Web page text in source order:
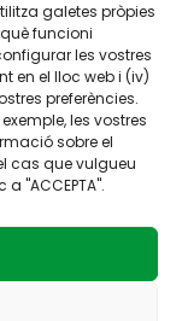
galetes pròpies
funcioni
les vostres
en el lloc web i (iv)
preferències.
les vostres
sobre el
cas que vulgueu
"ACCEPTA".